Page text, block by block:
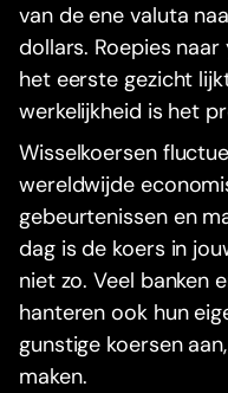
van de ene valuta
dollars. Roepies naar
het eerste gezicht
werkelijkheid is het
Wisselkoersen
wereldwijde
gebeurtenissen en
dag is de koers in
niet zo. Veel banken
hanteren ook hun
gunstige koersen
maken.